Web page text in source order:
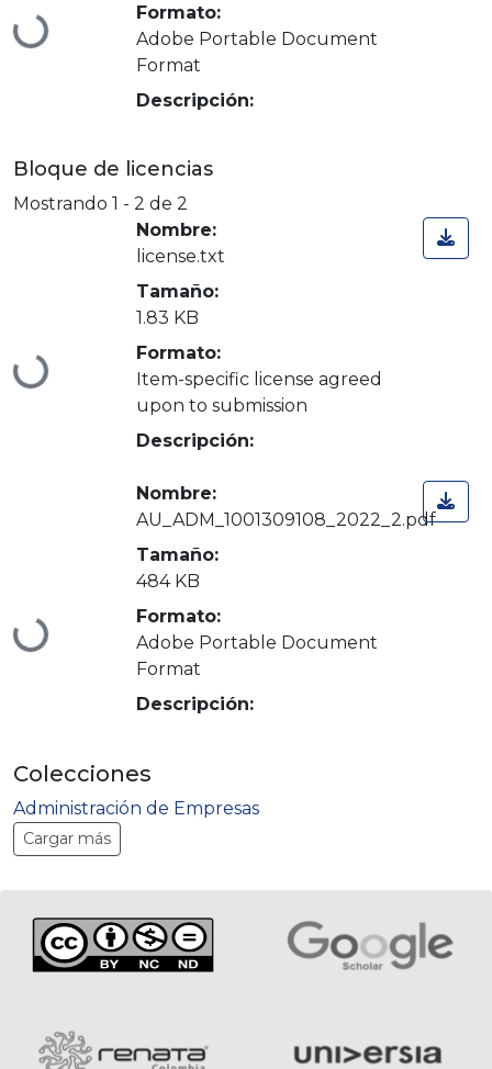
Cargando...
Formato:
Adobe Portable Document
Format
Descripción:
Bloque de licencias
Mostrando 1 - 2 de 2
Cargando...
Nombre:
license.txt
Tamaño:
1.83 KB
Formato:
Item-specific license agreed
upon to submission
Descripción:
Cargando...
Nombre:
AU_ADM_1001309108_2022_2.pdf
Tamaño:
484 KB
Formato:
Adobe Portable Document
Format
Descripción:
Colecciones
Administración de Empresas
Cargar más